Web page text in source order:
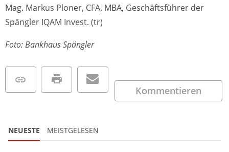
Mag. Markus Ploner, CFA, MBA, Geschäftsführer der
Spängler IQAM Invest. (tr)
Foto: Bankhaus Spängler
Kommentieren
NEUESTE MEISTGELESEN